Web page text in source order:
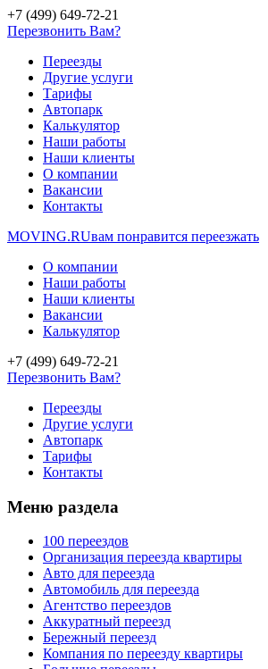
+7 (499) 649-72-21
Перезвонить Вам?
Переезды
Другие услуги
Тарифы
Автопарк
Калькулятор
Наши работы
Наши клиенты
О компании
Вакансии
Контакты
MOVING.RUвам понравится переезжать
О компании
Наши работы
Наши клиенты
Вакансии
Калькулятор
+7 (499) 649-72-21
Перезвонить Вам?
Переезды
Другие услуги
Автопарк
Тарифы
Контакты
Меню раздела
100 переездов
Организация переезда квартиры
Авто для переезда
Автомобиль для переезда
Агентство переездов
Аккуратный переезд
Бережный переезд
Компания по переезду квартиры